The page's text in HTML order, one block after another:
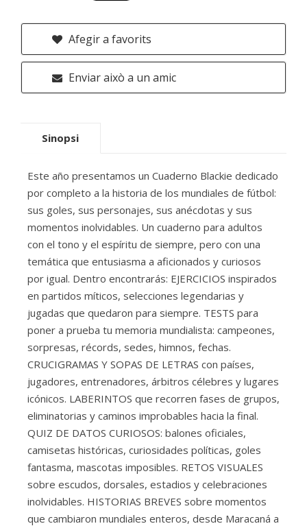
Afegir a favorits
Enviar això a un amic
Sinopsi
Este año presentamos un Cuaderno Blackie dedicado
por completo a la historia de los mundiales de fútbol:
sus goles, sus personajes, sus anécdotas y sus
momentos inolvidables. Un cuaderno para adultos
con el tono y el espíritu de siempre, pero con una
temática que entusiasma a aficionados y curiosos
por igual. Dentro encontrarás: EJERCICIOS inspirados
en partidos míticos, selecciones legendarias y
jugadas que quedaron para siempre. TESTS para
poner a prueba tu memoria mundialista: campeones,
sorpresas, récords, sedes, himnos, fechas.
CRUCIGRAMAS Y SOPAS DE LETRAS con países,
jugadores, entrenadores, árbitros célebres y lugares
icónicos. LABERINTOS que recorren fases de grupos,
eliminatorias y caminos improbables hacia la final.
QUIZ DE DATOS CURIOSOS: balones oficiales,
camisetas históricas, curiosidades políticas, goles
fantasma, mascotas imposibles. RETOS VISUALES
sobre escudos, dorsales, estadios y celebraciones
inolvidables. HISTORIAS BREVES sobre momentos
que cambiaron mundiales enteros, desde Maracaná a